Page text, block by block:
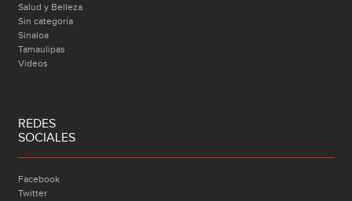
Salud y Belleza
Sin categoría
Sinaloa
Tamaulipas
Videos
REDES
SOCIALES
Facebook
Twitter